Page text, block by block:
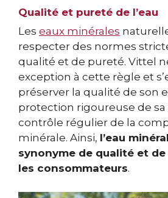
Qualité et pureté de l’eau
Les eaux minérales
respecter des normes
qualité et de pureté. Vittel
exception à cette règle et
préserver la qualité de son
protection rigoureuse de sa
contrôle régulier de la
minérale. Ainsi, l’eau
synonyme de qualité et
les consommateurs.